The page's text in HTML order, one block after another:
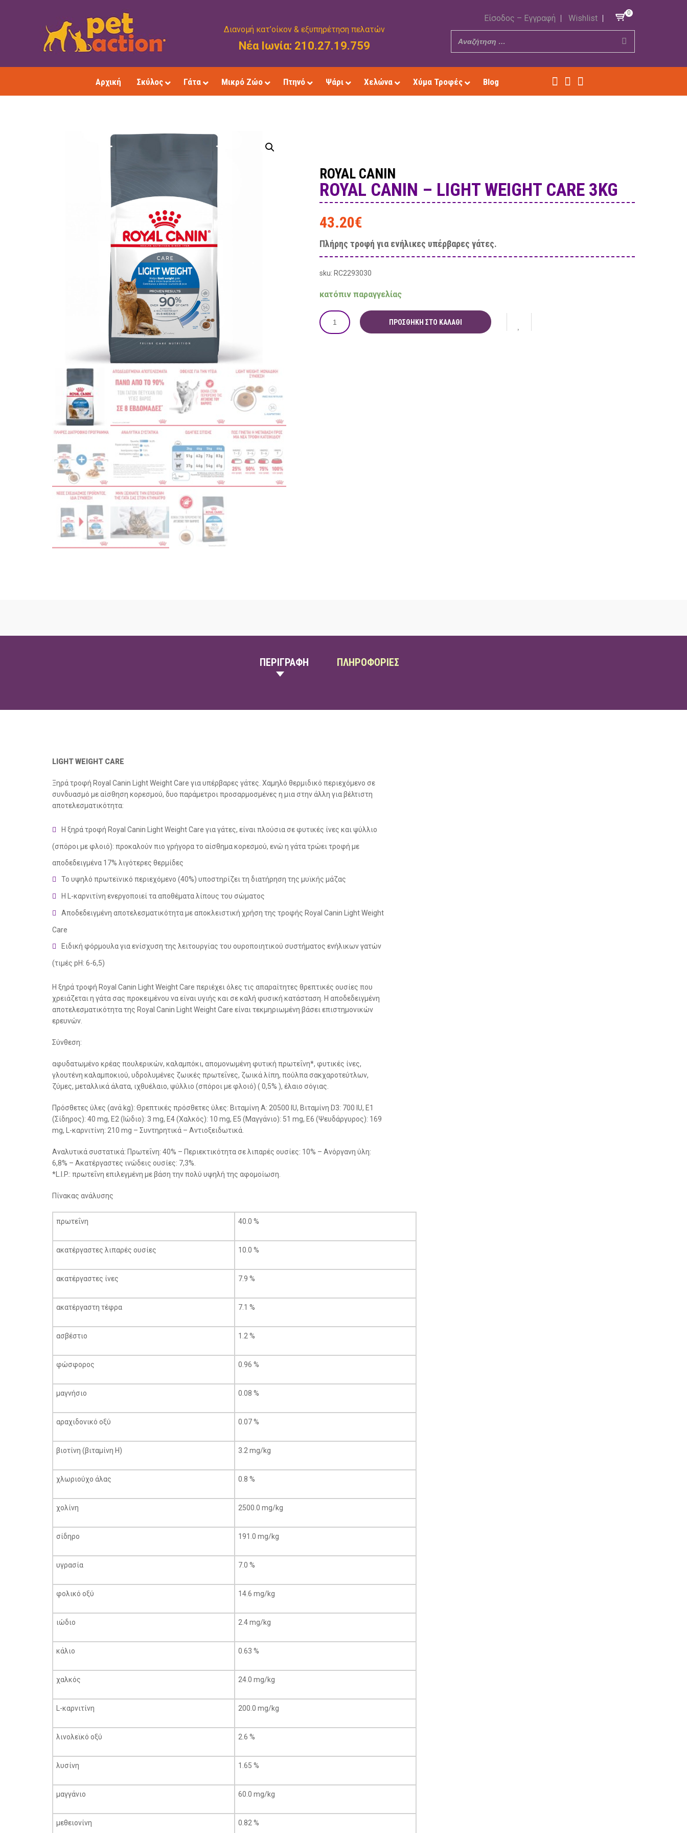
Διανομή κατ’οίκον & εξυπηρέτηση πελατών
Νέα Ιωνία: 210.27.19.759
Είσοδος – Εγγραφή Wishlist
0
Αρχική Σκύλος Γάτα Μικρό Ζώο Πτηνό Ψάρι Χελώνα Χύμα Τροφές Blog
ROYAL CANIN
ROYAL CANIN – LIGHT WEIGHT CARE 3KG
43.20€
Πλήρης τροφή για ενήλικες υπέρβαρες γάτες.
sku: RC2293030
κατόπιν παραγγελίας
ΠΡΟΣΘΉΚΗ ΣΤΟ ΚΑΛΆΘΙ
ΠΕΡΙΓΡΑΦΗ ΠΛΗΡΟΦΟΡΙΕΣ
LIGHT WEIGHT CARE
Ξηρά τροφή Royal Canin Light Weight Care για υπέρβαρες γάτες. Χαμηλό θερμιδικό περιεχόμενο σε
συνδυασμό με αίσθηση κορεσμού, δυο παράμετροι προσαρμοσμένες η μια στην άλλη για βέλτιστη
αποτελεσματικότητα:
Η ξηρά τροφή Royal Canin Light Weight Care για γάτες, είναι πλούσια σε φυτικές ίνες και ψύλλιο
(σπόροι με φλοιό): προκαλούν πιο γρήγορα το αίσθημα κορεσμού, ενώ η γάτα τρώει τροφή με
αποδεδειγμένα 17% λιγότερες θερμίδες
Το υψηλό πρωτεϊνικό περιεχόμενο (40%) υποστηρίζει τη διατήρηση της μυϊκής μάζας
Η L-καρνιτίνη ενεργοποιεί τα αποθέματα λίπους του σώματος
Αποδεδειγμένη αποτελεσματικότητα με αποκλειστική χρήση της τροφής Royal Canin Light Weight
Care
Ειδική φόρμουλα για ενίσχυση της λειτουργίας του ουροποιητικού συστήματος ενήλικων γατών
(τιμές pH: 6-6,5)
Η ξηρά τροφή Royal Canin Light Weight Care περιέχει όλες τις απαραίτητες θρεπτικές ουσίες που
χρειάζεται η γάτα σας προκειμένου να είναι υγιής και σε καλή φυσική κατάσταση. Η αποδεδειγμένη
αποτελεσματικότητα της Royal Canin Light Weight Care είναι τεκμηριωμένη βάσει επιστημονικών
ερευνών.
Σύνθεση:
αφυδατωμένο κρέας πουλερικών, καλαμπόκι, απομονωμένη φυτική πρωτεΐνη*, φυτικές ίνες,
γλουτένη καλαμποκιού, υδρολυμένες ζωικές πρωτεΐνες, ζωικά λίπη, πούλπα σακχαροτεύτλων,
ζύμες, μεταλλικά άλατα, ιχθυέλαιο, ψύλλιο (σπόροι με φλοιό) ( 0,5% ), έλαιο σόγιας.
Πρόσθετες ύλες (ανά kg): Θρεπτικές πρόσθετες ύλες: Βιταμίνη A: 20500 IU, Βιταμίνη D3: 700 IU, E1
(Σίδηρος): 40 mg, E2 (Ιώδιο): 3 mg, E4 (Χαλκός): 10 mg, E5 (Μαγγάνιο): 51 mg, E6 (Ψευδάργυρος): 169
mg, L-καρνιτίνη: 210 mg – Συντηρητικά – Αντιοξειδωτικά.
Αναλυτικά συστατικά: Πρωτεΐνη: 40% – Περιεκτικότητα σε λιπαρές ουσίες: 10% – Ανόργανη ύλη:
6,8% – Ακατέργαστες ινώδεις ουσίες: 7,3%.
*L.I.P.: πρωτεΐνη επιλεγμένη με βάση την πολύ υψηλή της αφομοίωση.
Πίνακας ανάλυσης
πρωτεΐνη 40.0 %
ακατέργαστες λιπαρές ουσίες 10.0 %
ακατέργαστες ίνες 7.9 %
ακατέργαστη τέφρα 7.1 %
ασβέστιο 1.2 %
φώσφορος 0.96 %
μαγνήσιο 0.08 %
αραχιδονικό οξύ 0.07 %
βιοτίνη (βιταμίνη Η) 3.2 mg/kg
χλωριούχο άλας 0.8 %
χολίνη 2500.0 mg/kg
σίδηρο 191.0 mg/kg
υγρασία 7.0 %
φολικό οξύ 14.6 mg/kg
ιώδιο 2.4 mg/kg
κάλιο 0.63 %
χαλκός 24.0 mg/kg
L-καρνιτίνη 200.0 mg/kg
λινολεϊκό οξύ 2.6 %
λυσίνη 1.65 %
μαγγάνιο 60.0 mg/kg
μεθειονίνη 0.82 %